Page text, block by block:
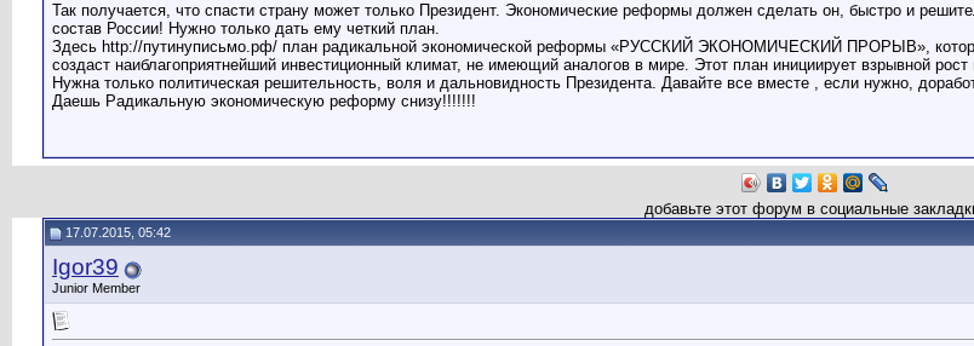
Так получается, что спасти страну может только Президент. Экономические реформы должен сделать он, быстро и
состав России! Нужно только дать ему четкий план.
Здесь http://путинуписьмо.рф/ план радикальной экономической реформы «РУССКИЙ ЭКОНОМИЧЕСКИЙ ПРОРЫВ»,
создаст наиблагоприятнейший инвестиционный климат, не имеющий аналогов в мире. Этот план инициирует взрывной
Нужна только политическая решительность, воля и дальновидность Президента. Давайте все вместе , если нужно,
Даешь Радикальную экономическую реформу снизу!!!!!!!
добавьте этот форум в социальные
17.07.2015, 05:42
Igor39
Junior Member